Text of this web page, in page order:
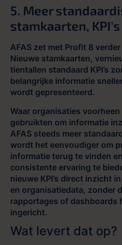
5. Meer
stamkaarten,
AFAS zet met Profit 8
Nieuwe stamkaarten,
tientallen standaard KPI’s
belangrijke informatie
wordt gepresenteerd.
Waar organisaties
gebruikten om informatie
AFAS steeds meer
wordt het eenvoudiger om
informatie terug te vinden
consistente ervaring te
nieuwe KPI’s direct inzicht
en organisatiedata, zonder
rapportages of dashboards
ingericht.
Wat levert dat op?